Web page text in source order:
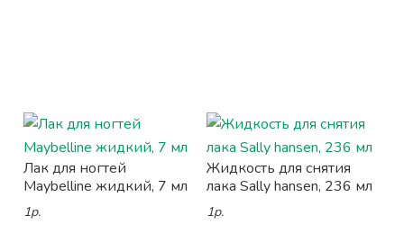
Лак для ногтей
Maybelline жидкий, 7 мл
1р.
Жидкость для снятия
лака Sally hansen, 236 мл
1р.